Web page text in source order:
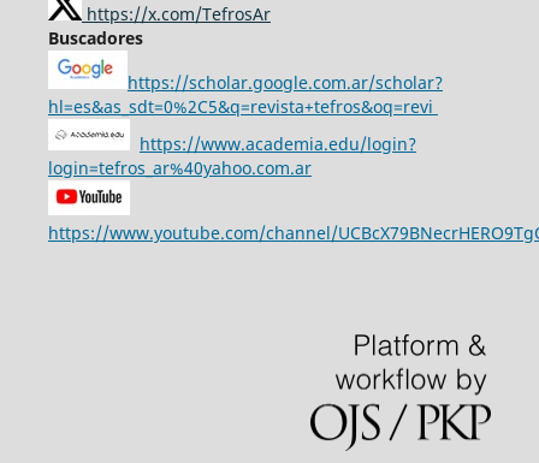
https://x.com/TefrosAr
Buscadores
https://scholar.google.com.ar/scholar?
hl=es&as_sdt=0%2C5&q=revista+tefros&oq=revi
https://www.academia.edu/login?
login=tefros_ar%40yahoo.com.ar
https://www.youtube.com/channel/